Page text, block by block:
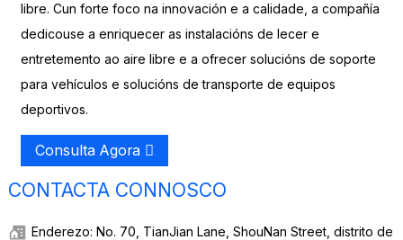
libre. Cun forte foco na innovación e a calidade, a compañía
dedicouse a enriquecer as instalacións de lecer e
entretemento ao aire libre e a ofrecer solucións de soporte
para vehículos e solucións de transporte de equipos
deportivos.
Consulta Agora
CONTACTA CONNOSCO
Enderezo: No. 70, TianJian Lane, ShouNan Street, distrito de